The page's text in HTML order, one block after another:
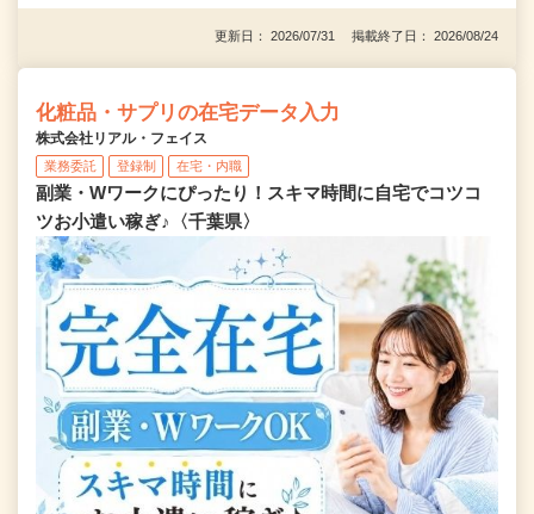
更新日： 2026/07/31 掲載終了日： 2026/08/24
化粧品・サプリの在宅データ入力
株式会社リアル・フェイス
業務委託 登録制 在宅・内職
副業・Wワークにぴったり！スキマ時間に自宅でコツコ
ツお小遣い稼ぎ♪〈千葉県〉